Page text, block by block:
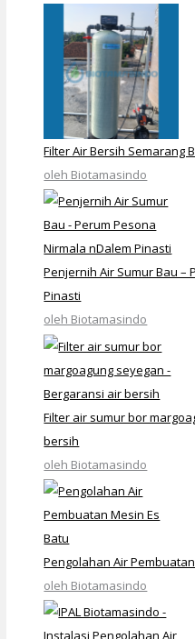
Filter Air Bersih Semarang
oleh Biotamasindo
Penjernih Air Sumur Bau –
Pinasti
oleh Biotamasindo
Filter air sumur bor
bersih
oleh Biotamasindo
Pengolahan Air
oleh Biotamasindo